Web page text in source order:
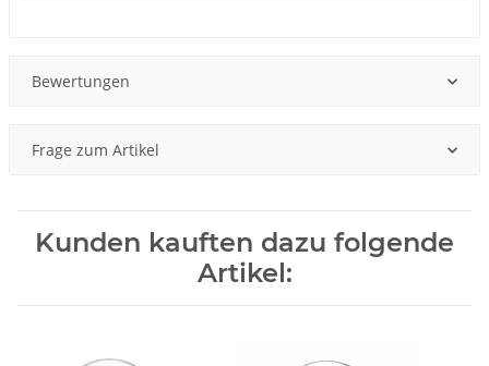
Bewertungen
Frage zum Artikel
Kunden kauften dazu folgende
Artikel: